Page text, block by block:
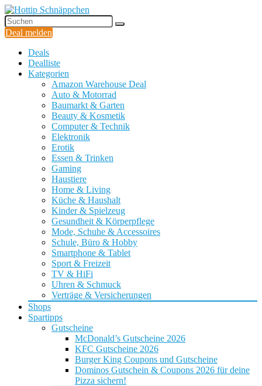
Deal melden
Deals
Dealliste
Kategorien
Amazon Warehouse Deal
Auto & Motorrad
Baumarkt & Garten
Beauty & Kosmetik
Computer & Technik
Elektronik
Erotik
Essen & Trinken
Gaming
Haustiere
Home & Living
Küche & Haushalt
Kinder & Spielzeug
Gesundheit & Körperpflege
Mode, Schuhe & Accessoires
Schule, Büro & Hobby
Smartphone & Tablet
Sport & Freizeit
TV & HiFi
Uhren & Schmuck
Verträge & Versicherungen
Shops
Spartipps
Gutscheine
McDonald’s Gutscheine 2026
KFC Gutscheine 2026
Burger King Coupons und Gutscheine
Dominos Gutschein & Coupons 2026 für deine
Pizza sichern!